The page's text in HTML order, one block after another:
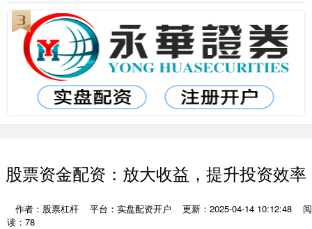
股票资金配资：放大收益，提升投资效率
作者：股票杠杆 平台：实盘配资开户 更新：2025-04-14 10:12:48
阅
读：78